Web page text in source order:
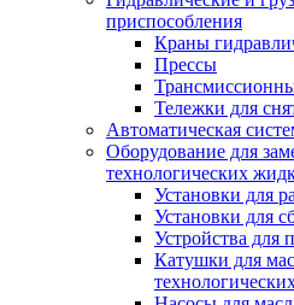
приспособления
Краны
Прессы
Тележки для
Автоматическая
Оборудование для
технологических
Установки для
Установки для
Устройства для
Катушки для